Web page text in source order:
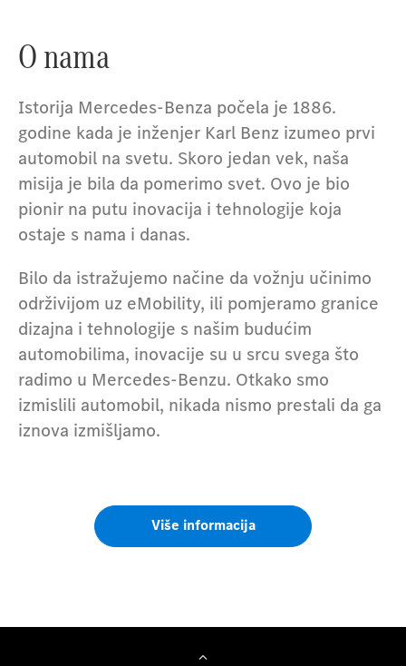
O nama
Istorija Mercedes-Benza počela je 1886.
godine kada je inženjer Karl Benz izumeo prvi
automobil na svetu. Skoro jedan vek, naša
misija je bila da pomerimo svet. Ovo je bio
pionir na putu inovacija i tehnologije koja
ostaje s nama i danas.
Bilo da istražujemo načine da vožnju učinimo
održivijom uz eMobility, ili pomjeramo granice
dizajna i tehnologije s našim budućim
automobilima, inovacije su u srcu svega što
radimo u Mercedes-Benzu. Otkako smo
izmislili automobil, nikada nismo prestali da ga
iznova izmišljamo.
Više informacija